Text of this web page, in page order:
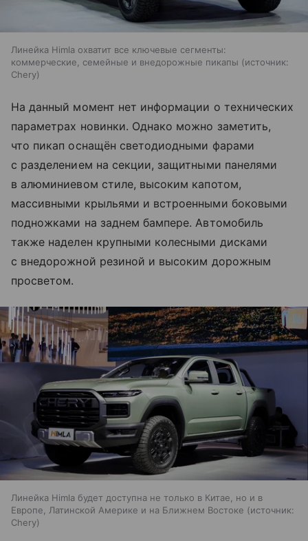
Линейка Himla охватит все ключевые сегменты:
коммерческие, семейные и внедорожные пикапы
источник:
Chery
На данный момент нет информации о технических
параметрах новинки. Однако можно заметить,
что пикап оснащён светодиодными фарами
с разделением на секции, защитными панелями
в алюминиевом стиле, высоким капотом,
массивными крыльями и встроенными боковыми
подножками на заднем бампере. Автомобиль
также наделен крупными колесными дисками
с внедорожной резиной и высоким дорожным
просветом.
Линейка Himla будет доступна не только в Китае, но и в
Европе, Латинской Америке и на Ближнем Востоке
источник:
Chery